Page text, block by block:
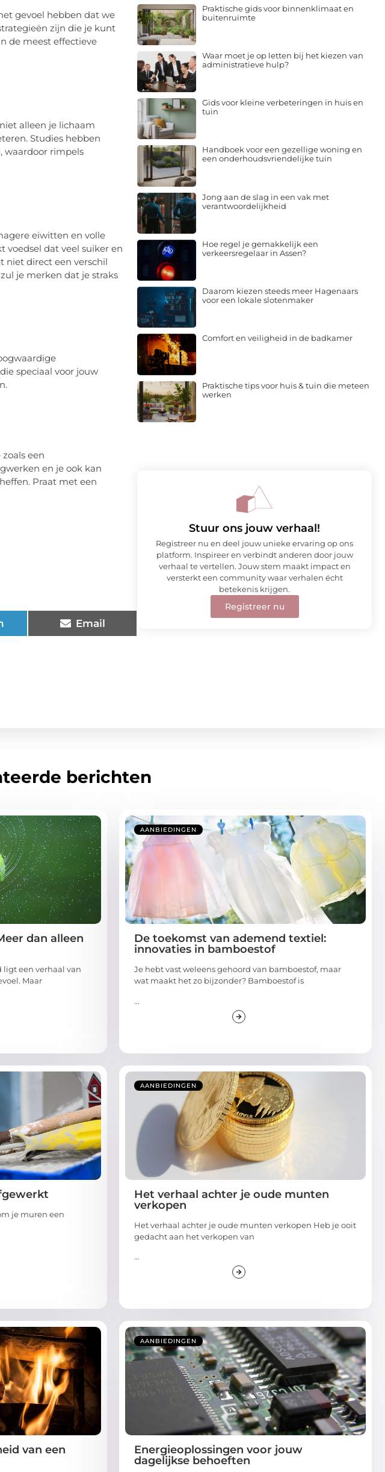
gevoel hebben dat we
zijn die je kunt
de meest effectieve
alleen je lichaam
Studies hebben
waardoor rimpels
eiwitten en volle
voedsel dat veel suiker en
niet direct een verschil
je merken dat je straks
speciaal voor jouw
een
en je ook kan
Praat met een
Email
Praktische gids voor binnenklimaat en
buitenruimte
Waar moet je op letten bij het kiezen van
administratieve hulp?
Gids voor kleine verbeteringen in huis en
tuin
Handboek voor een gezellige woning en
een onderhoudsvriendelijke tuin
Jong aan de slag in een vak met
verantwoordelijkheid
Hoe regel je gemakkelijk een
verkeersregelaar in Assen?
Daarom kiezen steeds meer Hagenaars
voor een lokale slotenmaker
Comfort en veiligheid in de badkamer
Praktische tips voor huis & tuin die meteen
werken
Stuur ons jouw verhaal!
Registreer nu en deel jouw unieke ervaring op ons
platform. Inspireer en verbindt anderen door jouw
verhaal te vertellen. Jouw stem maakt impact en
versterkt een community waar verhalen écht
betekenis krijgen.
Registreer nu
berichten
dan alleen
ligt een verhaal van
Maar
AANBIEDINGEN
De toekomst van ademend textiel:
innovaties in bamboestof
Je hebt vast weleens gehoord van bamboestof, maar
wat maakt het zo bijzonder? Bamboestof is
...
je muren een
AANBIEDINGEN
Het verhaal achter je oude munten
verkopen
Het verhaal achter je oude munten verkopen Heb je ooit
gedacht aan het verkopen van
...
van een
AANBIEDINGEN
Energieoplossingen voor jouw
dagelijkse behoeften